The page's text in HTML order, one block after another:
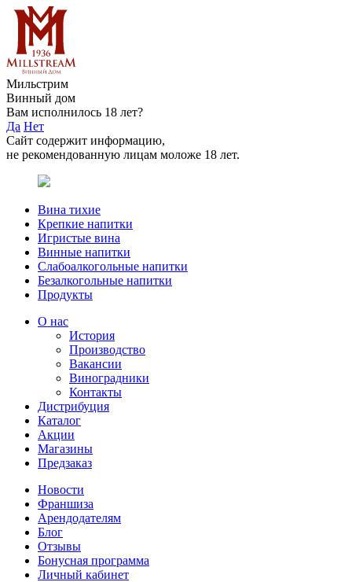
Мильстрим
Винный дом
Вам исполнилось 18 лет?
Да Нет
Сайт содержит информацию,
не рекомендованную лицам моложе 18 лет.
Вина тихие
Крепкие напитки
Игристые вина
Винные напитки
Слабоалкогольные напитки
Безалкогольные напитки
Продукты
О нас
История
Производство
Вакансии
Виноградники
Контакты
Дистрибуция
Каталог
Акции
Магазины
Предзаказ
Новости
Франшиза
Арендодателям
Блог
Отзывы
Бонусная программа
Личный кабинет